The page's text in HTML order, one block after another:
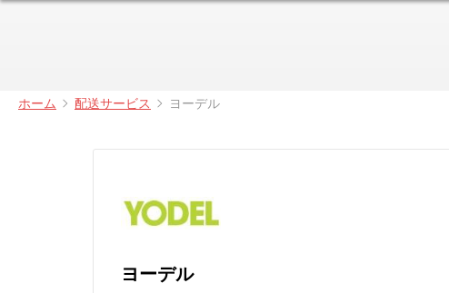
ホーム 配送サービス ヨーデル
ヨーデル